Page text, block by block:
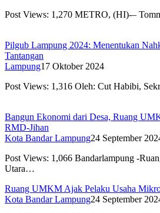
Post Views: 1,270 METRO, (HI)-–
Pilgub Lampung 2024: Menentukan
Tantangan
Lampung17 Oktober 2024
Post Views: 1,316 Oleh: Cut Habibi,
Bangun Ekonomi dari Desa, Ruang
RMD-Jihan
Kota Bandar Lampung24 September
Post Views: 1,066 Bandarlampung -
Utara…
Ruang UMKM Ajak Pelaku Usaha
Kota Bandar Lampung24 September